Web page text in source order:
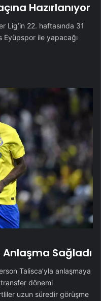
Hazırlanıyor
Lig’in 22. haftasında 31
Eyüpspor ile yapacağı
Sağladı
Talisca’yla anlaşmaya
transfer dönemi
uzun süredir görüşme